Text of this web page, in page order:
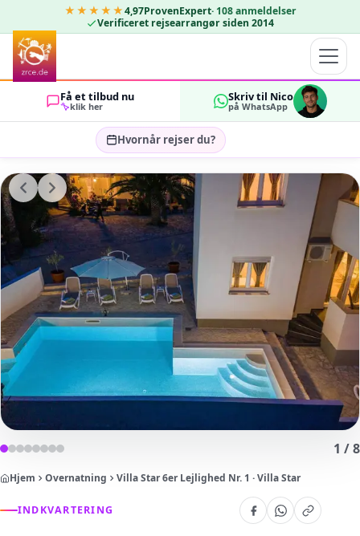
★★★★★4,97ProvenExpert· 108 anmeldelser
Verificeret rejsearrangør siden 2014
Få et tilbud nu
klik her
Skriv til Nico
på WhatsApp
Hvornår rejser du?
Vælg rejsedatoer…
GÆSTER
2
1 /8
Hjem Overnatning Villa Star 6er Lejlighed Nr. 1 · Villa Star
INDKVARTERING